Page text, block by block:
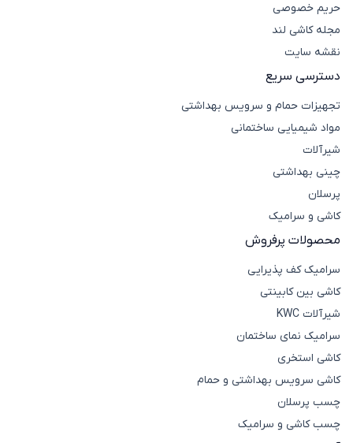
حریم خصوصی
مجله کاشی لند
نقشه سایت
دسترسی سریع
تجهیزات حمام و سرویس بهداشتی
مواد شیمیایی ساختمانی
شیرآلات
چینی بهداشتی
پرسلان
کاشی و سرامیک
محصولات پرفروش
سرامیک کف پذیرایی
کاشی بین کابینتی
شیرآلات KWC
سرامیک نمای ساختمان
کاشی استخری
کاشی سرویس بهداشتی و حمام
چسب پرسلان
چسب کاشی و سرامیک